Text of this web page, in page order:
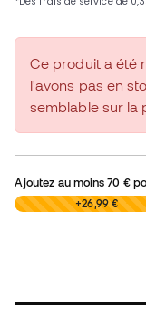
Ce produit a été
l'avons pas en
semblable sur la
Ajoutez au moins70 €
0,00 € +26,99 €